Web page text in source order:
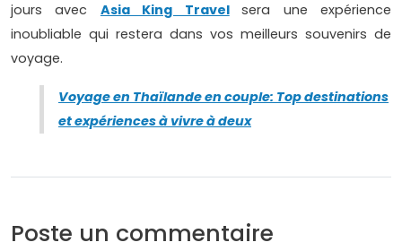
jours avec Asia King Travel
sera une expérience
inoubliable qui restera dans vos meilleurs souvenirs de
voyage.
Voyage en Thaïlande en couple: Top destinations
et expériences à vivre à deux
Poste un commentaire